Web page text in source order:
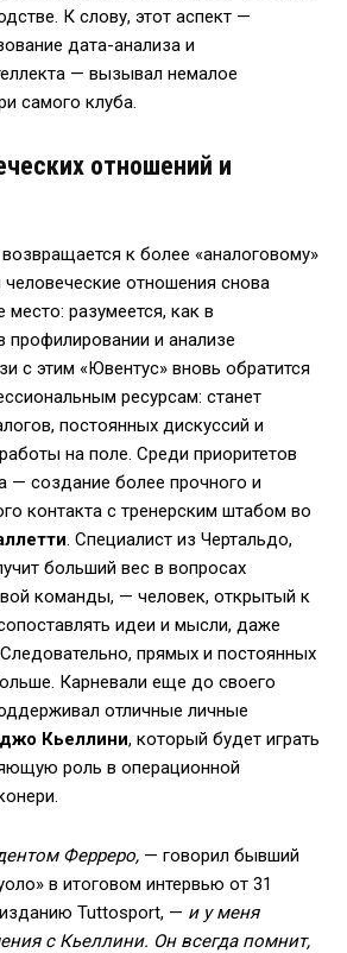
К слову, этот аспект —
дата-анализа и
— вызывал немалое
самого клуба.
отношений и
к более «аналоговому»
отношения снова
место: разумеется, как в
профилировании и анализе
с этим «Ювентус» вновь обратится
ресурсам: станет
постоянных дискуссий и
на поле. Среди приоритетов
— создание более прочного и
контакта с тренерским штабом во
. Специалист из Чертальдо,
больший вес в вопросах
команды, — человек, открытый к
идеи и мысли, даже
прямых и постоянных
Карневали еще до своего
отличные личные
Кьеллини, который будет играть
роль в операционной
Ферреро, — говорил бывший
в итоговом интервью от 31
Tuttosport, — и у меня
с Кьеллини. Он всегда помнит,